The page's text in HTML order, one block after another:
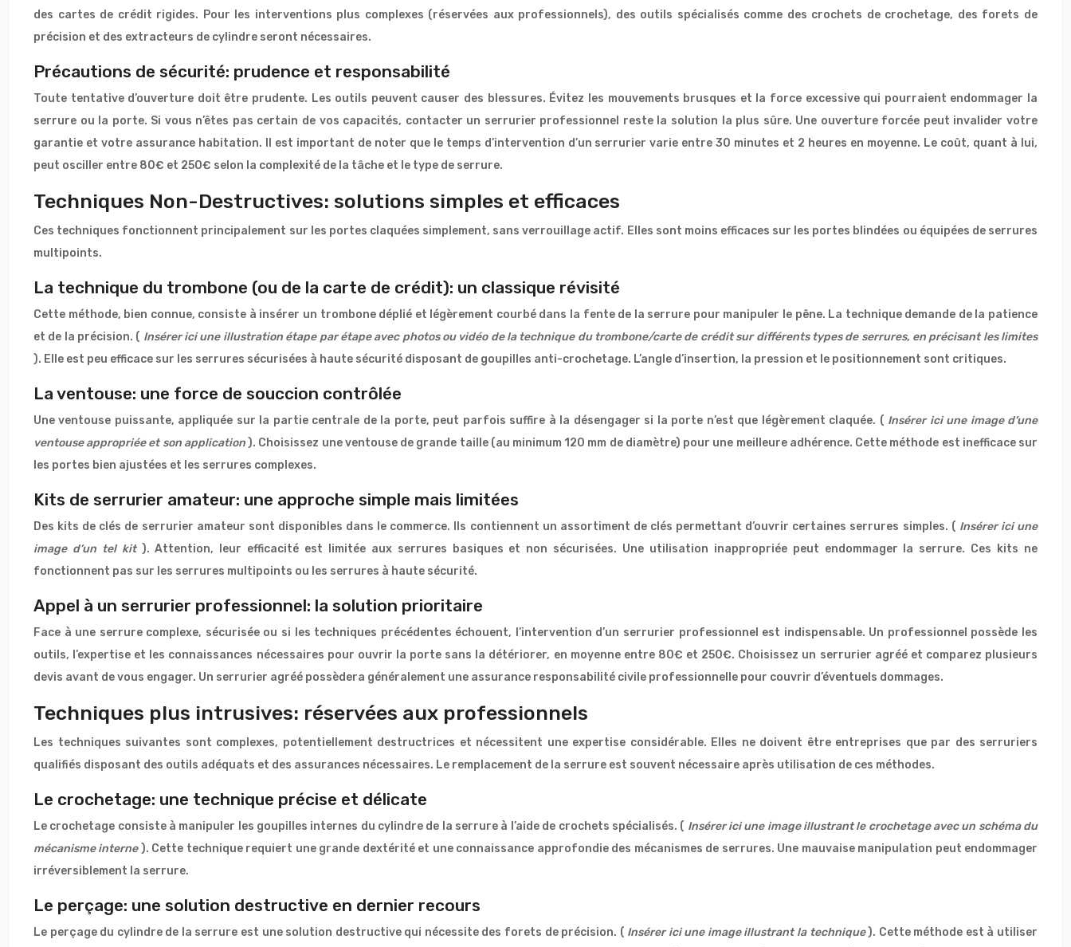
des cartes de crédit rigides. Pour les interventions plus complexes (réservées aux professionnels), des outils spécialisés comme des crochets de crochetage, des forets de
précision et des extracteurs de cylindre seront nécessaires.
Précautions de sécurité: prudence et responsabilité
Toute tentative d’ouverture doit être prudente. Les outils peuvent causer des blessures. Évitez les mouvements brusques et la force excessive qui pourraient endommager la
serrure ou la porte. Si vous n’êtes pas certain de vos capacités, contacter un serrurier professionnel reste la solution la plus sûre. Une ouverture forcée peut invalider votre
garantie et votre assurance habitation. Il est important de noter que le temps d’intervention d’un serrurier varie entre 30 minutes et 2 heures en moyenne. Le coût, quant à lui,
peut osciller entre 80€ et 250€ selon la complexité de la tâche et le type de serrure.
Techniques Non-Destructives: solutions simples et efficaces
Ces techniques fonctionnent principalement sur les portes claquées simplement, sans verrouillage actif. Elles sont moins efficaces sur les portes blindées ou équipées de serrures
multipoints.
La technique du trombone (ou de la carte de crédit): un classique révisité
Cette méthode, bien connue, consiste à insérer un trombone déplié et légèrement courbé dans la fente de la serrure pour manipuler le pêne. La technique demande de la patience
et de la précision. ( Insérer ici une illustration étape par étape avec photos ou vidéo de la technique du trombone/carte de crédit sur différents types de serrures, en précisant les limites
). Elle est peu efficace sur les serrures sécurisées à haute sécurité disposant de goupilles anti-crochetage. L’angle d’insertion, la pression et le positionnement sont critiques.
La ventouse: une force de souccion contrôlée
Une ventouse puissante, appliquée sur la partie centrale de la porte, peut parfois suffire à la désengager si la porte n’est que légèrement claquée. ( Insérer ici une image d’une
ventouse appropriée et son application). Choisissez une ventouse de grande taille (au minimum 120 mm de diamètre) pour une meilleure adhérence. Cette méthode est inefficace sur
les portes bien ajustées et les serrures complexes.
Kits de serrurier amateur: une approche simple mais limitées
Des kits de clés de serrurier amateur sont disponibles dans le commerce. Ils contiennent un assortiment de clés permettant d’ouvrir certaines serrures simples. ( Insérer ici une
image d’un tel kit ). Attention, leur efficacité est limitée aux serrures basiques et non sécurisées. Une utilisation inappropriée peut endommager la serrure. Ces kits ne
fonctionnent pas sur les serrures multipoints ou les serrures à haute sécurité.
Appel à un serrurier professionnel: la solution prioritaire
Face à une serrure complexe, sécurisée ou si les techniques précédentes échouent, l’intervention d’un serrurier professionnel est indispensable. Un professionnel possède les
outils, l’expertise et les connaissances nécessaires pour ouvrir la porte sans la détériorer, en moyenne entre 80€ et 250€. Choisissez un serrurier agréé et comparez plusieurs
devis avant de vous engager. Un serrurier agréé possèdera généralement une assurance responsabilité civile professionnelle pour couvrir d’éventuels dommages.
Techniques plus intrusives: réservées aux professionnels
Les techniques suivantes sont complexes, potentiellement destructrices et nécessitent une expertise considérable. Elles ne doivent être entreprises que par des serruriers
qualifiés disposant des outils adéquats et des assurances nécessaires. Le remplacement de la serrure est souvent nécessaire après utilisation de ces méthodes.
Le crochetage: une technique précise et délicate
Le crochetage consiste à manipuler les goupilles internes du cylindre de la serrure à l’aide de crochets spécialisés. ( Insérer ici une image illustrant le crochetage avec un schéma du
mécanisme interne). Cette technique requiert une grande dextérité et une connaissance approfondie des mécanismes de serrures. Une mauvaise manipulation peut endommager
irréversiblement la serrure.
Le perçage: une solution destructive en dernier recours
Le perçage du cylindre de la serrure est une solution destructive qui nécessite des forets de précision. ( Insérer ici une image illustrant la technique). Cette méthode est à utiliser